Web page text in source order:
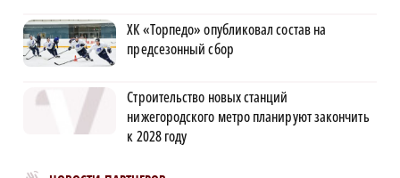
ХК «Торпедо» опубликовал состав на
предсезонный сбор
Строительство новых станций
нижегородского метро планируют закончить
к 2028 году